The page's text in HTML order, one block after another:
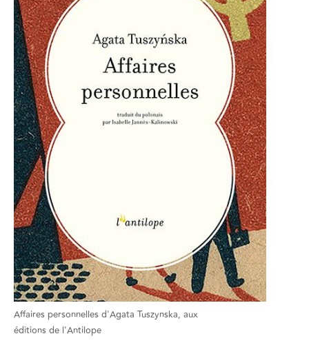
Affaires personnelles d'Agata Tuszynska, aux
éditions de l'Antilope